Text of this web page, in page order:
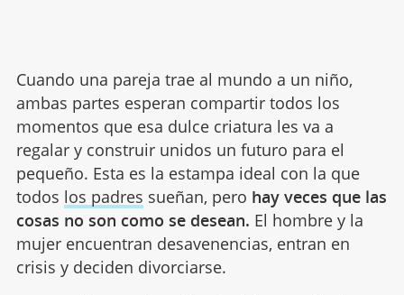
Cuando una pareja trae al mundo a un niño,
ambas partes esperan compartir todos los
momentos que esa dulce criatura les va a
regalar y construir unidos un futuro para el
pequeño. Esta es la estampa ideal con la que
todos los padres sueñan, pero hay veces que las
cosas no son como se desean. El hombre y la
mujer encuentran desavenencias, entran en
crisis y deciden divorciarse.